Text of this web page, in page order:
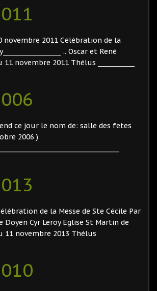
20 novembre 2011 Célébration de la
.. Oscar et René
du 11 novembre 2011 Thélus ____________
ce jour le nom de: salle des fetes
2006 )
Célébration de la Messe de Ste Cécile Par
Cyr Leroy Eglise St Martin de
du 11 novembre 2013 Thélus